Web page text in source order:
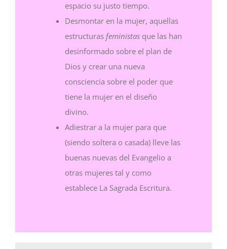
espacio su justo tiempo.
Desmontar en la mujer, aquellas
estructurasfeministas que las han
desinformado sobre el plan de
Dios y crear una nueva
consciencia sobre el poder que
tiene la mujer en el diseño
divino.
Adiestrar a la mujer para que
(siendo soltera o casada) lleve las
buenas nuevas del Evangelio a
otras mujeres tal y como
establece La Sagrada Escritura.